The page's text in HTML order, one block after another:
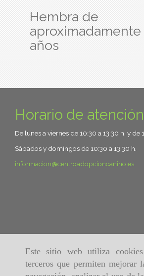
Este sitio web utiliza
terceros que permiten mejorar
Hembra de
años
Horario de
De lunes a viernes de 10:30 a 13:30 h. y de
Sábados y domingos de 10:30 a 13:30 h.
informacion
centroadopcioncanino.es